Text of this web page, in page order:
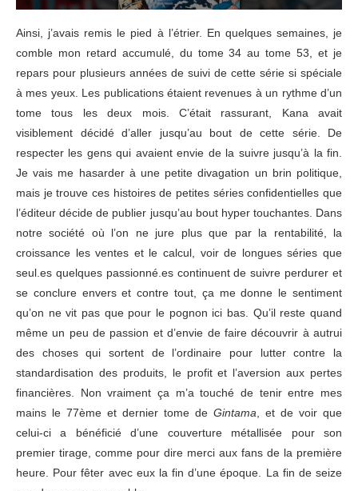
Ainsi, j’avais remis le pied à l’étrier. En quelques semaines, je
comble mon retard accumulé, du tome 34 au tome 53, et je
repars pour plusieurs années de suivi de cette série si spéciale
à mes yeux. Les publications étaient revenues à un rythme d’un
tome tous les deux mois. C’était rassurant, Kana avait
visiblement décidé d’aller jusqu’au bout de cette série. De
respecter les gens qui avaient envie de la suivre jusqu’à la fin.
Je vais me hasarder à une petite divagation un brin politique,
mais je trouve ces histoires de petites séries confidentielles que
l’éditeur décide de publier jusqu’au bout hyper touchantes. Dans
notre société où l’on ne jure plus que par la rentabilité, la
croissance les ventes et le calcul, voir de longues séries que
seul.es quelques passionné.es continuent de suivre perdurer et
se conclure envers et contre tout, ça me donne le sentiment
qu’on ne vit pas que pour le pognon ici bas. Qu’il reste quand
même un peu de passion et d’envie de faire découvrir à autrui
des choses qui sortent de l’ordinaire pour lutter contre la
standardisation des produits, le profit et l’aversion aux pertes
financières. Non vraiment ça m’a touché de tenir entre mes
mains le 77ème et dernier tome de Gintama, et de voir que
celui-ci a bénéficié d’une couverture métallisée pour son
premier tirage, comme pour dire merci aux fans de la première
heure. Pour fêter avec eux la fin d’une époque. La fin de seize